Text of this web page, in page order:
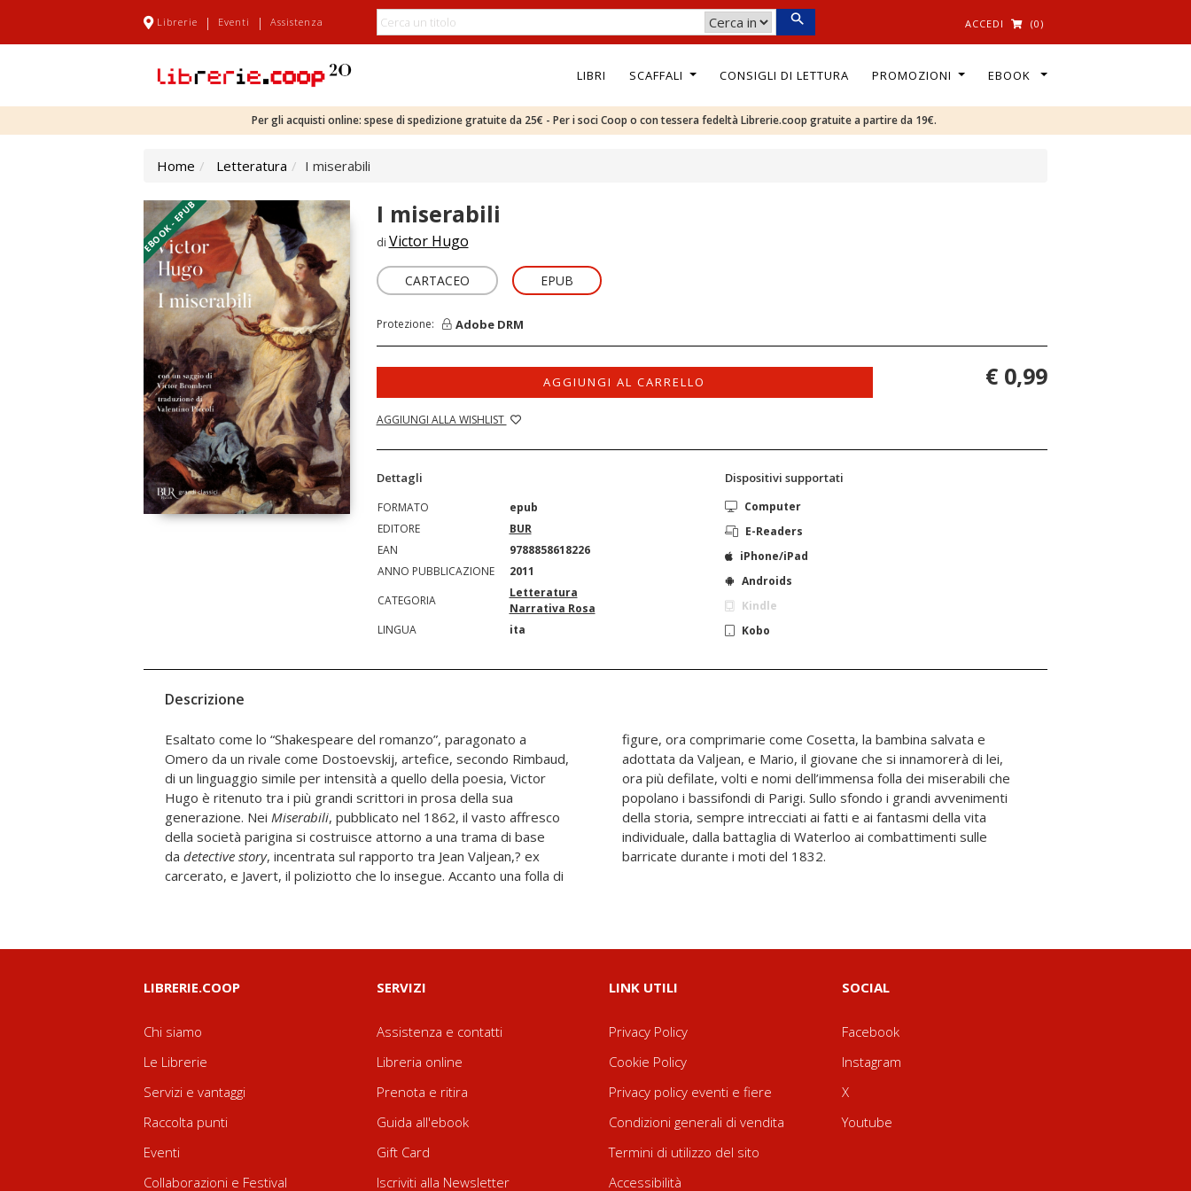
Librerie | Eventi | Assistenza ACCEDI (0)
LIBRI SCAFFALI CONSIGLI DI LETTURA PROMOZIONI EBOOK
Per gli acquisti online: spese di spedizione gratuite da 25€ - Per i soci Coop o con tessera fedeltà Librerie.coop gratuite a partire da 19€.
Home Letteratura I miserabili
EBOOK - EPUB I miserabili
di Victor Hugo
CARTACEO EPUB
Protezione: Adobe DRM
AGGIUNGI AL CARRELLO
AGGIUNGI ALLA WISHLIST
€ 0,99
Dettagli
FORMATO
epub
EDITORE
BUR
EAN
9788858618226
ANNO PUBBLICAZIONE
2011
CATEGORIA
Letteratura
Narrativa Rosa
LINGUA
ita
Dispositivi supportati
Computer
E-Readers
iPhone/iPad
Androids
Kindle
Kobo
Descrizione
Esaltato come lo “Shakespeare del romanzo”, paragonato a
Omero da un rivale come Dostoevskij, artefice, secondo Rimbaud,
di un linguaggio simile per intensità a quello della poesia, Victor
Hugo è ritenuto tra i più grandi scrittori in prosa della sua
generazione. Nei Miserabili, pubblicato nel 1862, il vasto affresco
della società parigina si costruisce attorno a una trama di base
da detective story, incentrata sul rapporto tra Jean Valjean,? ex
carcerato, e Javert, il poliziotto che lo insegue. Accanto una folla di
figure, ora comprimarie come Cosetta, la bambina salvata e
adottata da Valjean, e Mario, il giovane che si innamorerà di lei,
ora più defilate, volti e nomi dell’immensa folla dei miserabili che
popolano i bassifondi di Parigi. Sullo sfondo i grandi avvenimenti
della storia, sempre intrecciati ai fatti e ai fantasmi della vita
individuale, dalla battaglia di Waterloo ai combattimenti sulle
barricate durante i moti del 1832.
LIBRERIE.COOP
Chi siamo
Le Librerie
Servizi e vantaggi
Raccolta punti
Eventi
Collaborazioni e Festival
SERVIZI
Assistenza e contatti
Libreria online
Prenota e ritira
Guida all'ebook
Gift Card
Iscriviti alla Newsletter
LINK UTILI
Privacy Policy
Cookie Policy
Privacy policy eventi e fiere
Condizioni generali di vendita
Termini di utilizzo del sito
Accessibilità
SOCIAL
Facebook
Instagram
X
Youtube